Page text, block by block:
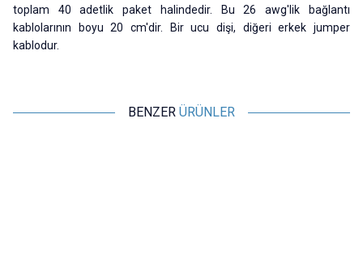
toplam 40 adetlik paket halindedir. Bu 26 awg'lik bağlantı
kablolarının boyu 20 cm'dir. Bir ucu dişi, diğeri erkek jumper
kablodur.
BENZER ÜRÜNLER